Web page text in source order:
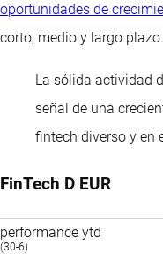
oportunidades de
corto, medio y largo plazo.
La sólida actividad
señal de una
fintech diverso y en
FinTech D EUR
performance ytd
(30-6)